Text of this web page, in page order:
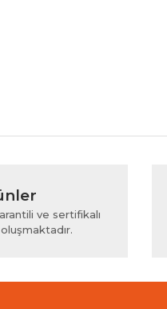
noktaları öneri formunu
ve sertifikalı